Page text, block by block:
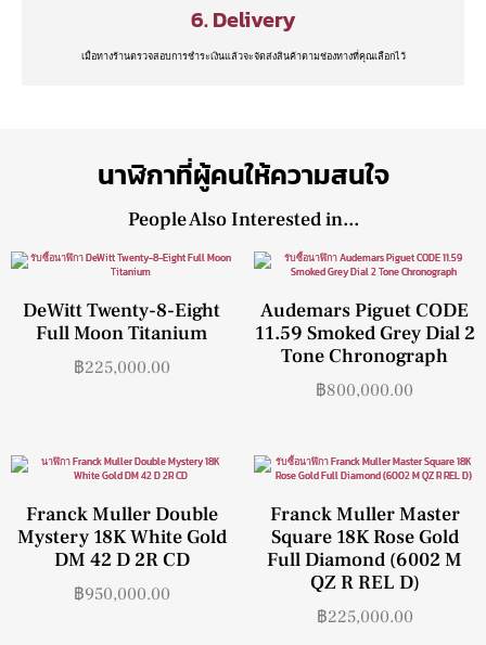
6. Delivery
เมื่อทางร้านตรวจสอบการชำระเงินแล้วจะจัดส่งสินค้าตามช่องทางที่คุณเลือกไว้
นาฬิกาที่ผู้คนให้ความสนใจ
People Also Interested in...
DeWitt Twenty-8-Eight
Full Moon Titanium
฿225,000.00
Audemars Piguet CODE
11.59 Smoked Grey Dial 2
Tone Chronograph
฿800,000.00
Franck Muller Double
Mystery 18K White Gold
DM 42 D 2R CD
฿950,000.00
Franck Muller Master
Square 18K Rose Gold
Full Diamond (6002 M
QZ R REL D)
฿225,000.00